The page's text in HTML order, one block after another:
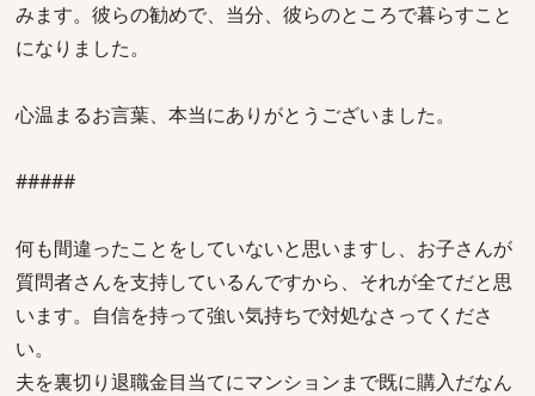
みます。彼らの勧めで、当分、彼らのところで暮らすこと
になりました。
心温まるお言葉、本当にありがとうございました。
#####
何も間違ったことをしていないと思いますし、お子さんが
質問者さんを支持しているんですから、それが全てだと思
います。自信を持って強い気持ちで対処なさってくださ
い。
夫を裏切り退職金目当てにマンションまで既に購入だなん